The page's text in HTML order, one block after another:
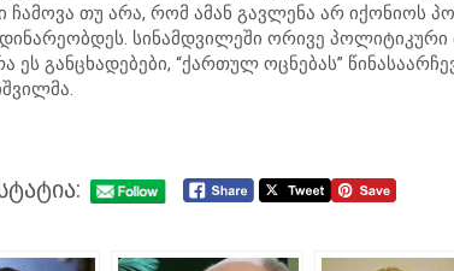
ჩამოვა თუ არა, რომ ამან გავლენა არ იქონიოს
სინამდვილეში ორივე
ეს განცხადებები, “ქართულ ოცნებას”